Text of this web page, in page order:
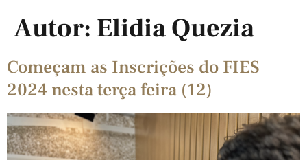
Autor: Elidia Quezia
Começam as Inscrições do FIES
2024 nesta terça feira (12)